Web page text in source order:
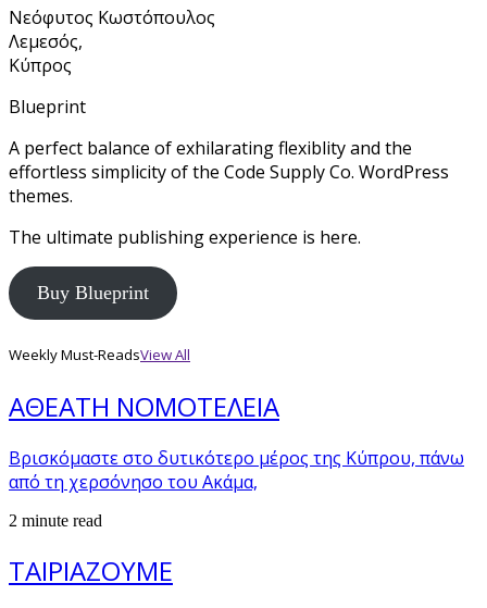
Νεόφυτος Κωστόπουλος
Λεμεσός,
Κύπρος
Blueprint
A perfect balance of exhilarating flexiblity and the
effortless simplicity of the Code Supply Co. WordPress
themes.
The ultimate publishing experience is here.
Buy Blueprint
Weekly Must-ReadsView All
ΑΘΕΑΤΗ ΝΟΜΟΤΕΛΕΙΑ
Βρισκόμαστε στο δυτικότερο μέρος της Κύπρου, πάνω
από τη χερσόνησο του Ακάμα,
2 minute read
ΤΑΙΡΙΑΖΟΥΜΕ